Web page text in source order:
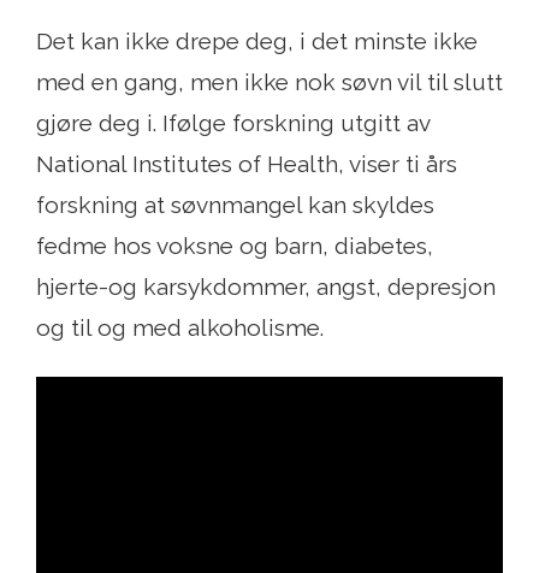
Det kan ikke drepe deg, i det minste ikke
med en gang, men ikke nok søvn vil til slutt
gjøre deg i. Ifølge forskning utgitt av
National Institutes of Health, viser ti års
forskning at søvnmangel kan skyldes
fedme hos voksne og barn, diabetes,
hjerte-og karsykdommer, angst, depresjon
og til og med alkoholisme.